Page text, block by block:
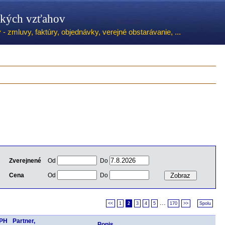
vzťahov
zmluvy, faktúry, objednávky, verejné obstarávanie, ...
Zverejnené Od Do
Cena Od Do
<< 1 2 3 4 5 170 >> Spolu
Partner,